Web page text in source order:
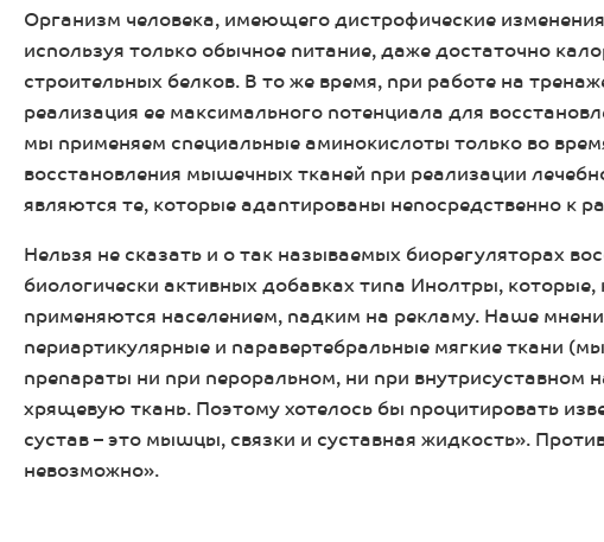
Организм человека, имеющего дистрофические
используя только обычное питание, даже достаточно
строительных белков. В то же время, при работе на
реализация ее максимального потенциала для
мы применяем специальные аминокислоты только во
восстановления мышечных тканей при реализации
являются те, которые адаптированы непосредственно к
Нельзя не сказать и о так называемых биорегуляторах
биологически активных добавках типа Инолтры,
применяются населением, падким на рекламу. Наше
периартикулярные и паравертебральные мягкие ткани
препараты ни при пероральном, ни при внутрисуставном
хрящевую ткань. Поэтому хотелось бы процитировать
сустав – это мышцы, связки и суставная жидкость».
невозможно».